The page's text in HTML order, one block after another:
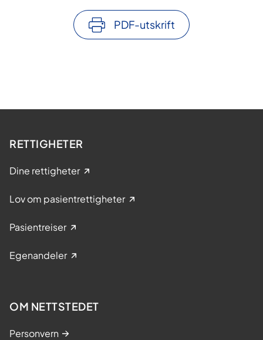
PDF-utskrift
RETTIGHETER
Dine rettigheter
Lov om pasientrettigheter
Pasientreiser
Egenandeler
OM NETTSTEDET
Personvern